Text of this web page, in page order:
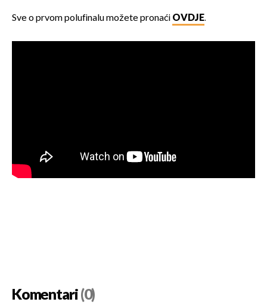
Sve o prvom polufinalu možete pronaći OVDJE.
Komentari(0)